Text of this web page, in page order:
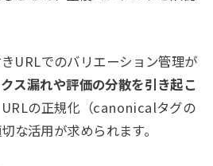
URLでのバリエーション管理が
ス漏れや評価の分散を引き起こ
の正規化（canonicalタグの
な活用が求められます。